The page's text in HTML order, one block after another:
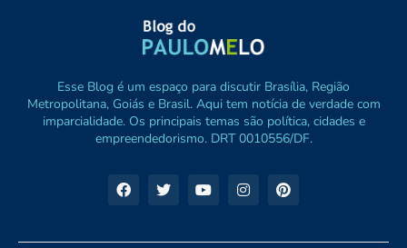
Esse Blog é um espaço para discutir Brasília, Região
Metropolitana, Goiás e Brasil. Aqui tem notícia de verdade com
imparcialidade. Os principais temas são política, cidades e
empreendedorismo. DRT 0010556/DF.